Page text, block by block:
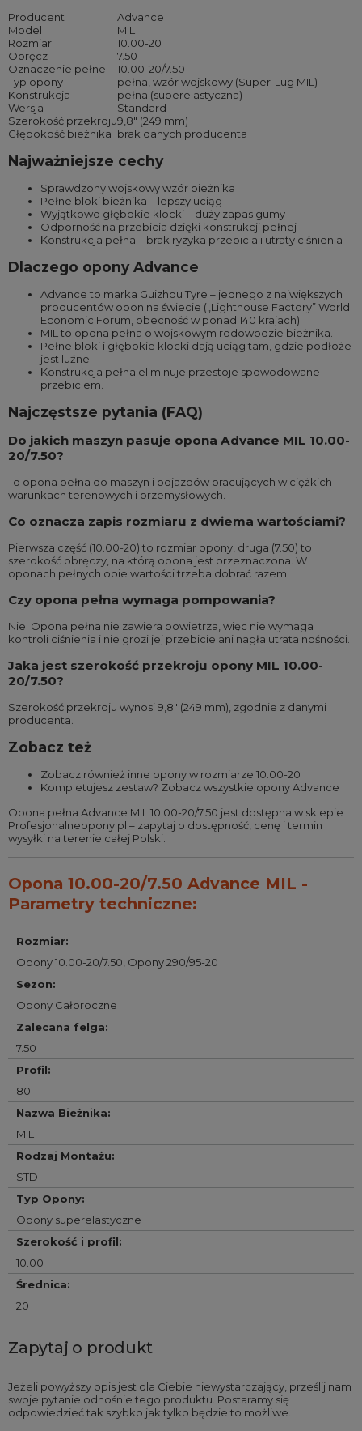
Producent
Advance
Model
MIL
Rozmiar
10.00-20
Obręcz
7.50
Oznaczenie pełne
10.00-20/7.50
Typ opony
pełna, wzór wojskowy (Super-Lug MIL)
Konstrukcja
pełna (superelastyczna)
Wersja
Standard
Szerokość przekroju9,8″ (249 mm)
Głębokość bieżnika brak danych producenta
Najważniejsze cechy
Sprawdzony wojskowy wzór bieżnika
Pełne bloki bieżnika – lepszy uciąg
Wyjątkowo głębokie klocki – duży zapas gumy
Odporność na przebicia dzięki konstrukcji pełnej
Konstrukcja pełna – brak ryzyka przebicia i utraty ciśnienia
Dlaczego opony Advance
Advance to marka Guizhou Tyre – jednego z największych
producentów opon na świecie („Lighthouse Factory” World
Economic Forum, obecność w ponad 140 krajach).
MIL to opona pełna o wojskowym rodowodzie bieżnika.
Pełne bloki i głębokie klocki dają uciąg tam, gdzie podłoże
jest luźne.
Konstrukcja pełna eliminuje przestoje spowodowane
przebiciem.
Najczęstsze pytania (FAQ)
Do jakich maszyn pasuje opona Advance MIL 10.00-
20/7.50?
To opona pełna do maszyn i pojazdów pracujących w ciężkich
warunkach terenowych i przemysłowych.
Co oznacza zapis rozmiaru z dwiema wartościami?
Pierwsza część (10.00-20) to rozmiar opony, druga (7.50) to
szerokość obręczy, na którą opona jest przeznaczona. W
oponach pełnych obie wartości trzeba dobrać razem.
Czy opona pełna wymaga pompowania?
Nie. Opona pełna nie zawiera powietrza, więc nie wymaga
kontroli ciśnienia i nie grozi jej przebicie ani nagła utrata nośności.
Jaka jest szerokość przekroju opony MIL 10.00-
20/7.50?
Szerokość przekroju wynosi 9,8″ (249 mm), zgodnie z danymi
producenta.
Zobacz też
Zobacz również inne opony w rozmiarze 10.00-20
Kompletujesz zestaw? Zobacz wszystkie opony Advance
Opona pełna Advance MIL 10.00-20/7.50 jest dostępna w sklepie
Profesjonalneopony.pl – zapytaj o dostępność, cenę i termin
wysyłki na terenie całej Polski.
Opona 10.00-20/7.50 Advance MIL -
Parametry techniczne:
Rozmiar:
Opony 10.00-20/7.50 Opony 290/95-20
Sezon:
Opony Całoroczne
Zalecana felga:
7.50
Profil:
80
Nazwa Bieżnika:
MIL
Rodzaj Montażu:
STD
Typ Opony:
Opony superelastyczne
Szerokość i profil:
10.00
Średnica:
20
Zapytaj o produkt
Jeżeli powyższy opis jest dla Ciebie niewystarczający, prześlij nam
swoje pytanie odnośnie tego produktu. Postaramy się
odpowiedzieć tak szybko jak tylko będzie to możliwe.